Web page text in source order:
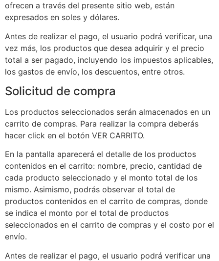
ofrecen a través del presente sitio web, están
expresados en soles y dólares.
Antes de realizar el pago, el usuario podrá verificar, una
vez más, los productos que desea adquirir y el precio
total a ser pagado, incluyendo los impuestos aplicables,
los gastos de envío, los descuentos, entre otros.
Solicitud de compra
Los productos seleccionados serán almacenados en un
carrito de compras. Para realizar la compra deberás
hacer click en el botón VER CARRITO.
En la pantalla aparecerá el detalle de los productos
contenidos en el carrito: nombre, precio, cantidad de
cada producto seleccionado y el monto total de los
mismo. Asimismo, podrás observar el total de
productos contenidos en el carrito de compras, donde
se indica el monto por el total de productos
seleccionados en el carrito de compras y el costo por el
envío.
Antes de realizar el pago, el usuario podrá verificar una